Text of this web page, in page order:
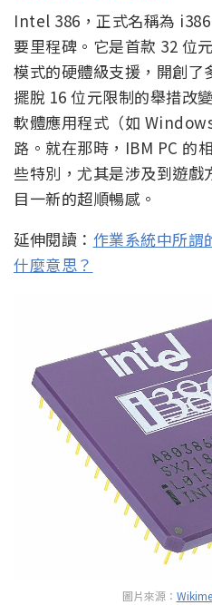
Intel 386，正式名稱為
要里程碑。它是首款 32 位
模式的硬體級支援，開創了
擺脫 16 位元限制的舉措改
軟體應用程式（如
路。就在那時，IBM PC 的
些特別，尤其是涉及到遊戲
目一新的超順暢感。
延伸閱讀： 作業系統中所謂
什麼意思？
圖片來源：